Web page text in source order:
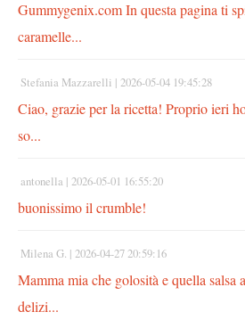
Gummygenix.com In questa pagina ti
caramelle...
Stefania Mazzarelli | 2026-05-04 19:45:28
Ciao, grazie per la ricetta! Proprio ieri
so...
antonella | 2026-05-01 16:55:20
buonissimo il crumble!
Milena G. | 2026-04-27 20:59:16
Mamma mia che golosità e quella salsa
delizi...